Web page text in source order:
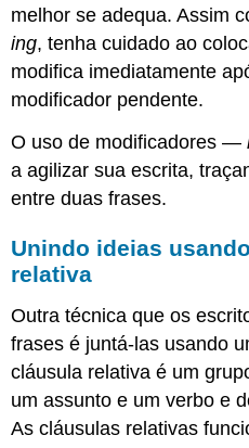
melhor se adequa. Assim
ing, tenha cuidado ao
modifica imediatamente
modificador pendente.
O uso de modificadores —
a agilizar sua escrita,
entre duas frases.
Unindo ideias
relativa
Outra técnica que os
frases é juntá-las usando
cláusula relativa é um
um assunto e um verbo e
As cláusulas relativas